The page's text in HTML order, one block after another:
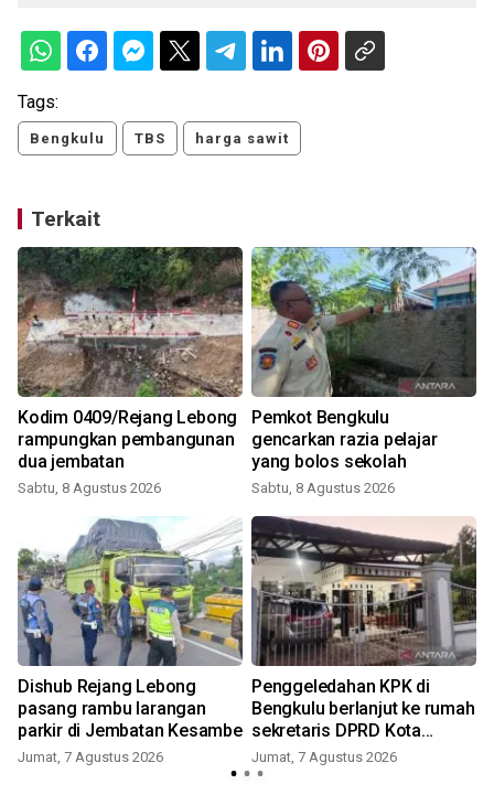
Tags:
Bengkulu TBS harga sawit
Terkait
Kodim 0409/Rejang Lebong
rampungkan pembangunan
dua jembatan
Sabtu, 8 Agustus 2026
Pemkot Bengkulu
gencarkan razia pelajar
yang bolos sekolah
Sabtu, 8 Agustus 2026
Dishub Rejang Lebong
pasang rambu larangan
parkir di Jembatan Kesambe
Jumat, 7 Agustus 2026
Penggeledahan KPK di
Bengkulu berlanjut ke rumah
sekretaris DPRD Kota
Bengkulu
Jumat, 7 Agustus 2026